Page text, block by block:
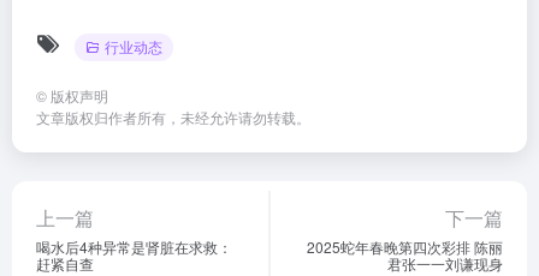
行业动态
© 版权声明
文章版权归作者所有，未经允许请勿转载。
上一篇
喝水后4种异常是肾脏在求救：
赶紧自查
下一篇
2025蛇年春晚第四次彩排 陈丽
君张一一刘谦现身